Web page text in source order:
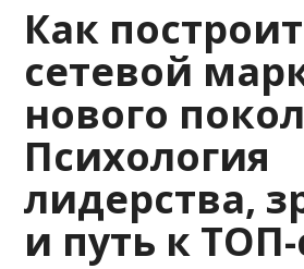
Как
сетевой
нового
Психология
лидерства,
и путь к ТОП-